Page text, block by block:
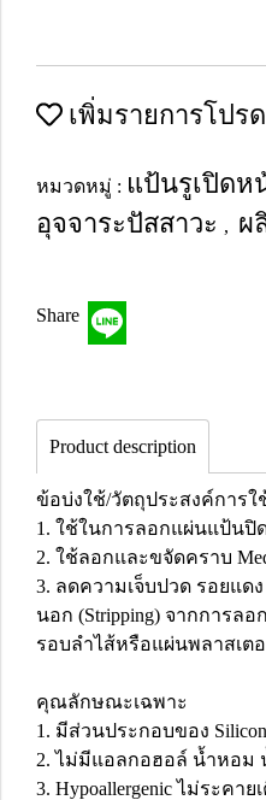
เพิ่มรายการโปรด
หมวดหมู่ : แป้นรูเปิดห
อุจจาระปัสสาวะ , ผ
Share
Product description
ข้อบ่งใช้/วัตถุประสงค์การใ
1. ใช้ในการลอกแผ่นแป้นปิ
2. ใช้ลอกและขจัดคราบ
3. ลดความเจ็บปวด รอยแ
นอก (Stripping) จากการล
รอบลำไส้หรือแผ่นพลาสเตอ
คุณลักษณะเฉพาะ
1. มีส่วนประกอบของ
2. ไม่มีแอลกอฮอล์ น้ำหอม
3. Hypoallergenic ไม่ระคาย